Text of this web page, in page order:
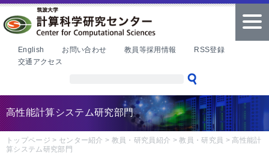
本文へ
English お問い合わせ 教員等採用情報
RSS登録
交通アクセス
高性能計算システム研究部門
トップページ > センター紹介 > 教員・研究員紹介 >教員・研究員 > 高性能計
算システム研究部門